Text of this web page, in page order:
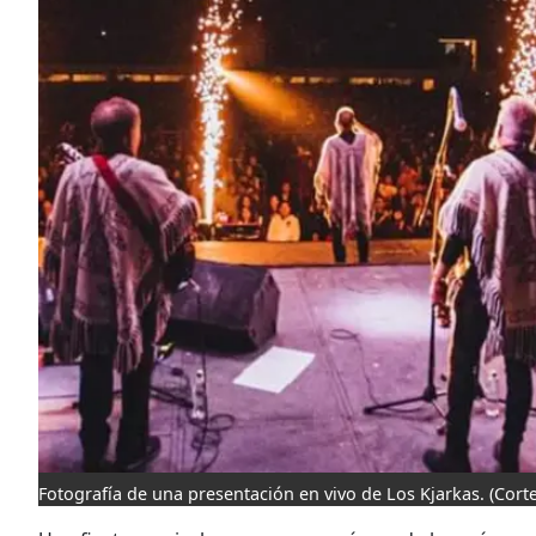
Fotografía de una presentación en vivo de Los Kjarkas.